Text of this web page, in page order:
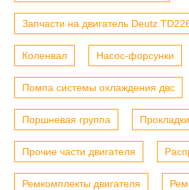
Запчасти на двигатель Deutz
Коленвал Насос-форсунки
Помпа системы охлаждения двс
Поршневая группа
Прочие части двигателя
Ремкомплекты двигателя